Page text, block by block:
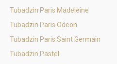
Tubadzin Paris Madeleine
Tubadzin Paris Odeon
Tubadzin Paris Saint Germain
Tubadzin Pastel